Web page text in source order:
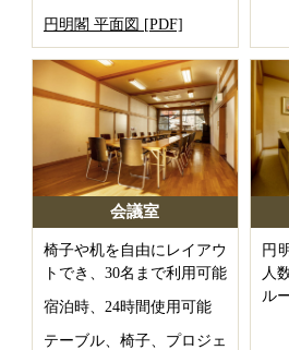
円明閣 平面図 [PDF]
会議室
椅子や机を自由にレイアウ
トでき、30名まで利用可能
宿泊時、24時間使用可能
テーブル、椅子、プロジェ
円
人
ル